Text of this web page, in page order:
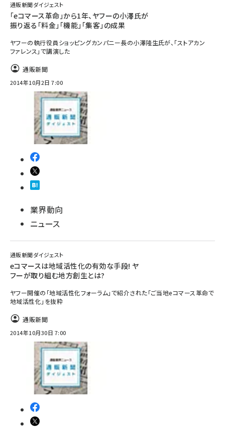
通販新聞ダイジェスト
「eコマース革命」から1年、ヤフーの小澤氏が
振り返る「料金」「機能」「集客」の成果
ヤフーの執行役員ショッピングカンパニー長の小澤隆生氏が、「ストアカン
ファレンス」で講演した
通販新聞
2014年10月2日 7:00
業界動向
ニュース
通販新聞ダイジェスト
eコマースは地域活性化の有効な手段! ヤ
フーが取り組む地方創生とは?
ヤフー開催の「地域活性化フォーラム」で紹介された「ご当地eコマース革命で
地域活性化」を抜粋
通販新聞
2014年10月30日 7:00